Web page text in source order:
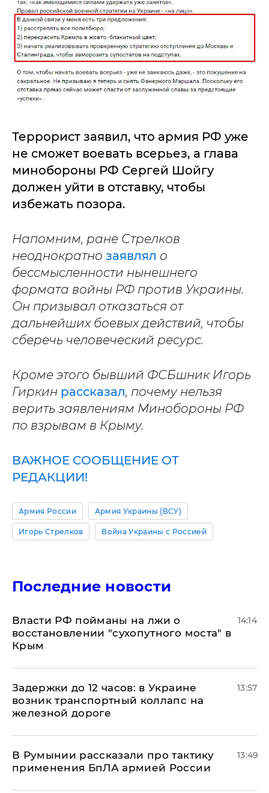
Террорист заявил, что армия РФ уже
не сможет воевать всерьез, а глава
минобороны РФ Сергей Шойгу
должен уйти в отставку, чтобы
избежать позора.
Напомним, ране Стрелков
неоднократно заявлял о
бессмысленности нынешнего
формата войны РФ против Украины.
Он призывал отказаться от
дальнейших боевых действий, чтобы
сберечь человеческий ресурс.
Кроме этого бывший ФСБшник Игорь
Гиркин рассказал, почему нельзя
верить заявлениям Минобороны РФ
по взрывам в Крыму.
ВАЖНОЕ СООБЩЕНИЕ ОТ
РЕДАКЦИИ!
Армия России Армия Украины (ВСУ)
Игорь Стрелков Война Украины с Россией
Последние новости
Власти РФ пойманы на лжи о
восстановлении "сухопутного моста" в
Крым
14:14
Задержки до 12 часов: в Украине
возник транспортный коллапс на
железной дороге
13:57
В Румынии рассказали про тактику
применения БпЛА армией России
13:49